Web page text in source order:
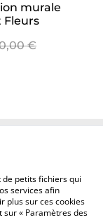
murale
Fleurs
€
de petits fichiers qui
services afin
plus sur ces cookies
« Paramètres des